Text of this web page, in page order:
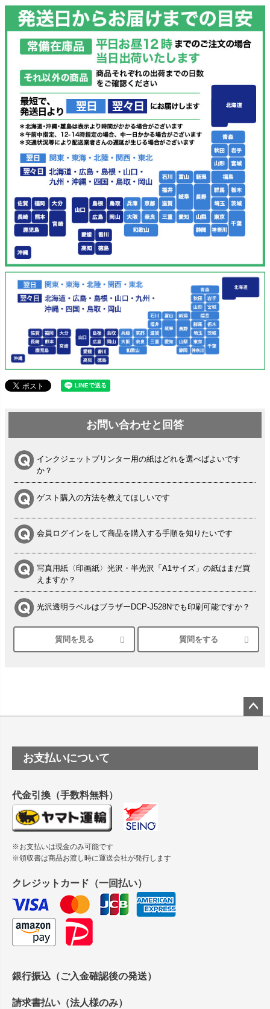
お問い合わせと回答
インクジェットプリンター用の紙はどれを選べばよいです
か？
ゲスト購入の方法を教えてほしいです
会員ログインをして商品を購入する手順を知りたいです
写真用紙〈印画紙〉光沢・半光沢「A1サイズ」の紙はまだ買
えますか？
光沢透明ラベルはブラザーDCP-J528Nでも印刷可能ですか？
シルバーペーパーにEPSON EP-30VAで印刷するときの設定
は？
塩ビのロール紙で離型紙が透明の商品はありますか
つや消し半透明ラベルのロールタイプはありますか？
縦420mm×横650mmの包装紙に適した紙はありますか？
質問を見る 質問をする
ップ
お支払いについて
代金引換（手数料無料）
※お支払いは現金のみ可能です
※領収書は商品お渡し時に運送会社が発行します
クレジットカード（一回払い）
銀行振込（ご入金確認後の発送）
請求書払い（法人様のみ）